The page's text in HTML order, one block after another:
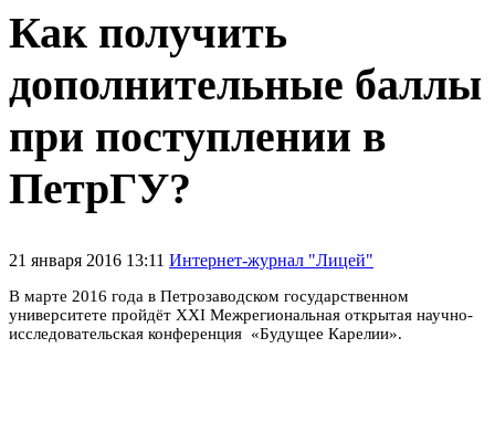
Как получить
дополнительные баллы
при поступлении в
ПетрГУ?
21 января 2016 13:11 Интернет-журнал "Лицей"
В марте 2016 года в Петрозаводском государственном
университете пройдёт ХХI Межрегиональная открытая научно-
исследовательская конференция «Будущее Карелии».